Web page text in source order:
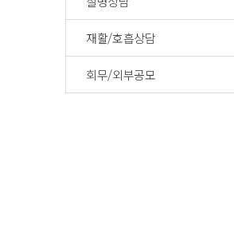
재활/호흡상담
회무/외부공모